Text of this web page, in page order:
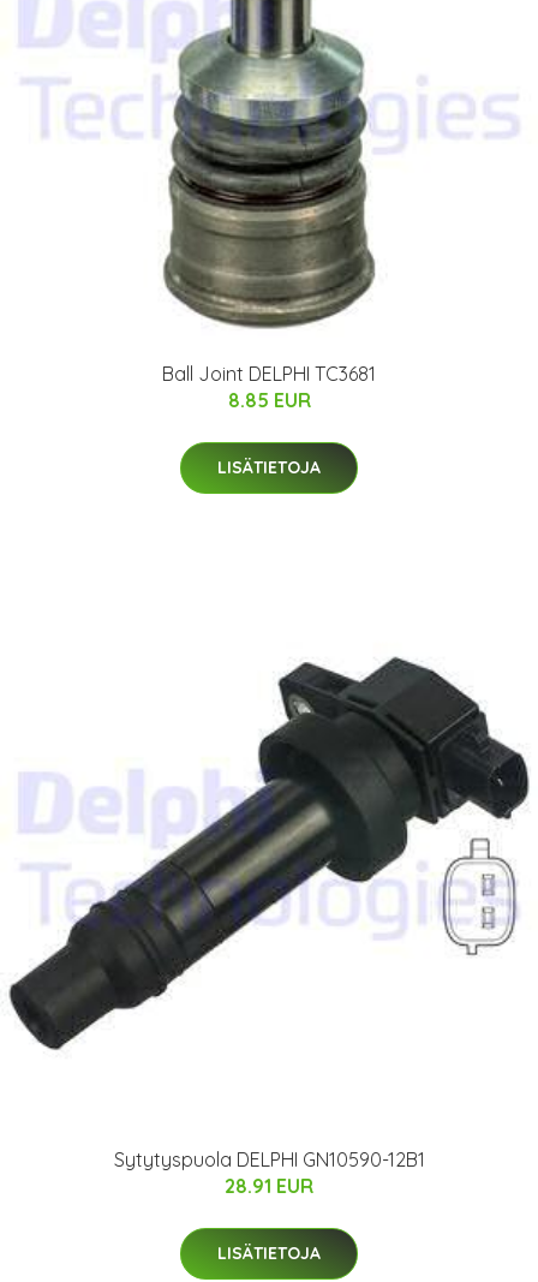
Ball Joint DELPHI TC3681
8.85 EUR
LISÄTIETOJA
Sytytyspuola DELPHI GN10590-12B1
28.91 EUR
LISÄTIETOJA